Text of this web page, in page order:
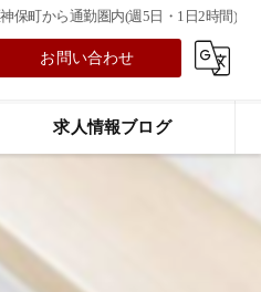
保町から通勤圏内(週5日・1日2時間)
お問い合わせ
求人情報ブログ